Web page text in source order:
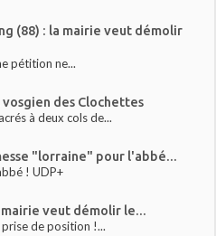
(88) : la mairie veut démolir
pétition ne...
vosgien des Clochettes
à deux cols de...
"lorraine" pour l'abbé...
! UDP+
mairie veut démolir le...
de position !...